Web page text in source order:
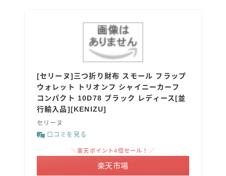
[セリーヌ]三つ折り財布 スモール フラップ
ウォレット トリオンフ シャイニーカーフ
コンパクト 10D78 ブラック レディース[並
行輸入品][KENIZU]
セリーヌ
口コミを見る
＼楽天ポイント4倍セール！／
楽天市場